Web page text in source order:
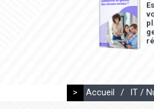
> Accueil / IT /